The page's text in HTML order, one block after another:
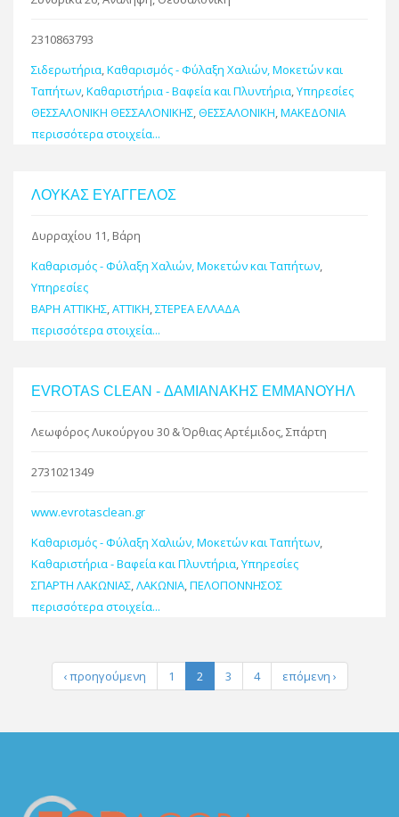
2310863793
Σιδερωτήρια,Καθαρισμός - Φύλαξη Χαλιών, Μοκετών και
Ταπήτων,Καθαριστήρια - Βαφεία και Πλυντήρια,Υπηρεσίες
ΘΕΣΣΑΛΟΝΙΚΗ ΘΕΣΣΑΛΟΝΙΚΗΣ,ΘΕΣΣΑΛΟΝΙΚΗ,ΜΑΚΕΔΟΝΙΑ
περισσότερα στοιχεία...
ΛΟΥΚΑΣ ΕΥΑΓΓΕΛΟΣ
Δυρραχίου 11, Βάρη
Καθαρισμός - Φύλαξη Χαλιών, Μοκετών και Ταπήτων,
Υπηρεσίες
ΒΑΡΗ ΑΤΤΙΚΗΣ,ΑΤΤΙΚΗ,ΣΤΕΡΕΑ ΕΛΛΑΔΑ
περισσότερα στοιχεία...
EVROTAS CLEAN - ΔΑΜΙΑΝΑΚΗΣ ΕΜΜΑΝΟΥΗΛ
Λεωφόρος Λυκούργου 30 & Όρθιας Αρτέμιδος, Σπάρτη
2731021349
www.evrotasclean.gr
Καθαρισμός - Φύλαξη Χαλιών, Μοκετών και Ταπήτων,
Καθαριστήρια - Βαφεία και Πλυντήρια,Υπηρεσίες
ΣΠΑΡΤΗ ΛΑΚΩΝΙΑΣ,ΛΑΚΩΝΙΑ,ΠΕΛΟΠΟΝΝΗΣΟΣ
περισσότερα στοιχεία...
‹ προηγούμενη 1 2 3 4 επόμενη ›